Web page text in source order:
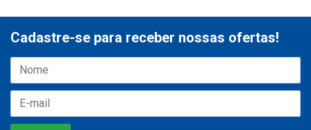
Cadastre-se para receber nossas ofertas!